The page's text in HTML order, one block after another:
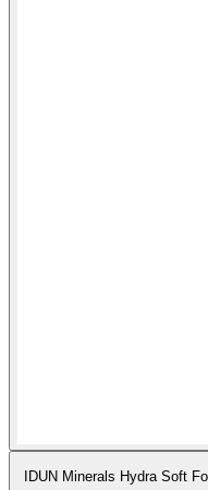
IDUN Minerals Hydra Soft